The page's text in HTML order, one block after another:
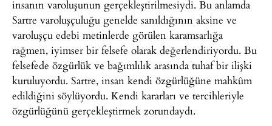
insanın varoluşunun gerçekleştirilmesiydi. Bu anlamda
Sartre varoluşçuluğu genelde sanıldığının aksine ve
varoluşçu edebi metinlerde görülen karamsarlığa
rağmen, iyimser bir felsefe olarak değerlendiriyordu. Bu
felsefede özgürlük ve bağımlılık arasında tuhaf bir ilişki
kuruluyordu. Sartre, insan kendi özgürlüğüne mahkûm
edildiğini söylüyordu. Kendi kararları ve tercihleriyle
özgürlüğünü gerçekleştirmek zorundaydı.